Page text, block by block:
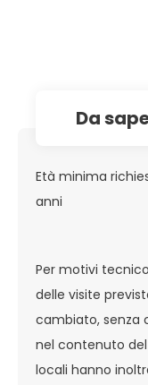
da
Età minima
anni
Per motivi
delle visite
cambiato, senza
nel contenuto
locali hanno